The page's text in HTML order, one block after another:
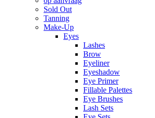
Sold Out
Tanning
Make-Up
Eyes
Lashes
Brow
Eyeliner
Eyeshadow
Eye Primer
Fillable Palettes
Eye Brushes
Lash Sets